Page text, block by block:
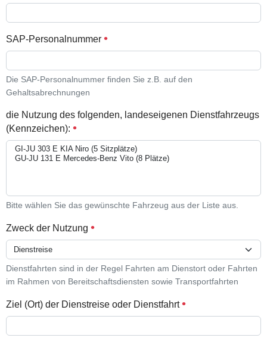
SAP-Personalnummer
Die SAP-Personalnummer finden Sie z.B. auf den
Gehaltsabrechnungen
die Nutzung des folgenden, landeseigenen Dienstfahrzeugs
(Kennzeichen):
Bitte wählen Sie das gewünschte Fahrzeug aus der Liste aus.
Zweck der Nutzung
Dienstfahrten sind in der Regel Fahrten am Dienstort oder Fahrten
im Rahmen von Bereitschaftsdiensten sowie Transportfahrten
Ziel (Ort) der Dienstreise oder Dienstfahrt